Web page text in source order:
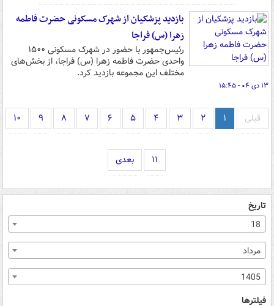
بازدید پزشکیان از شهرک مسکونی حضرت فاطمه
زهرا (س) فراجا
رئیس‌جمهور با حضور در شهرک مسکونی ۱۵۰۰
واحدی حضرت فاطمه زهرا (س) فراجا، از بخش‌های
مختلف این مجموعه بازدید کرد.
۱۳ دی ۰۴ - ۱۵:۴۵
قبلی ۱ ۲ ۳ ۴ ۵ ۶ ۷ ۸ ۹ ۱۰
۱۱ بعدی
تاریخ
18
مرداد
1405
فیلترها